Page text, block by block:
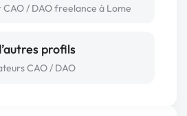
CAO / DAO freelance à Lome
profils
CAO / DAO